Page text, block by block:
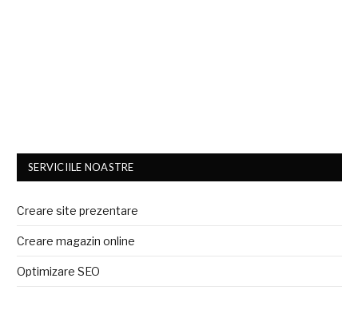
SERVICIILE NOASTRE
Creare site prezentare
Creare magazin online
Optimizare SEO